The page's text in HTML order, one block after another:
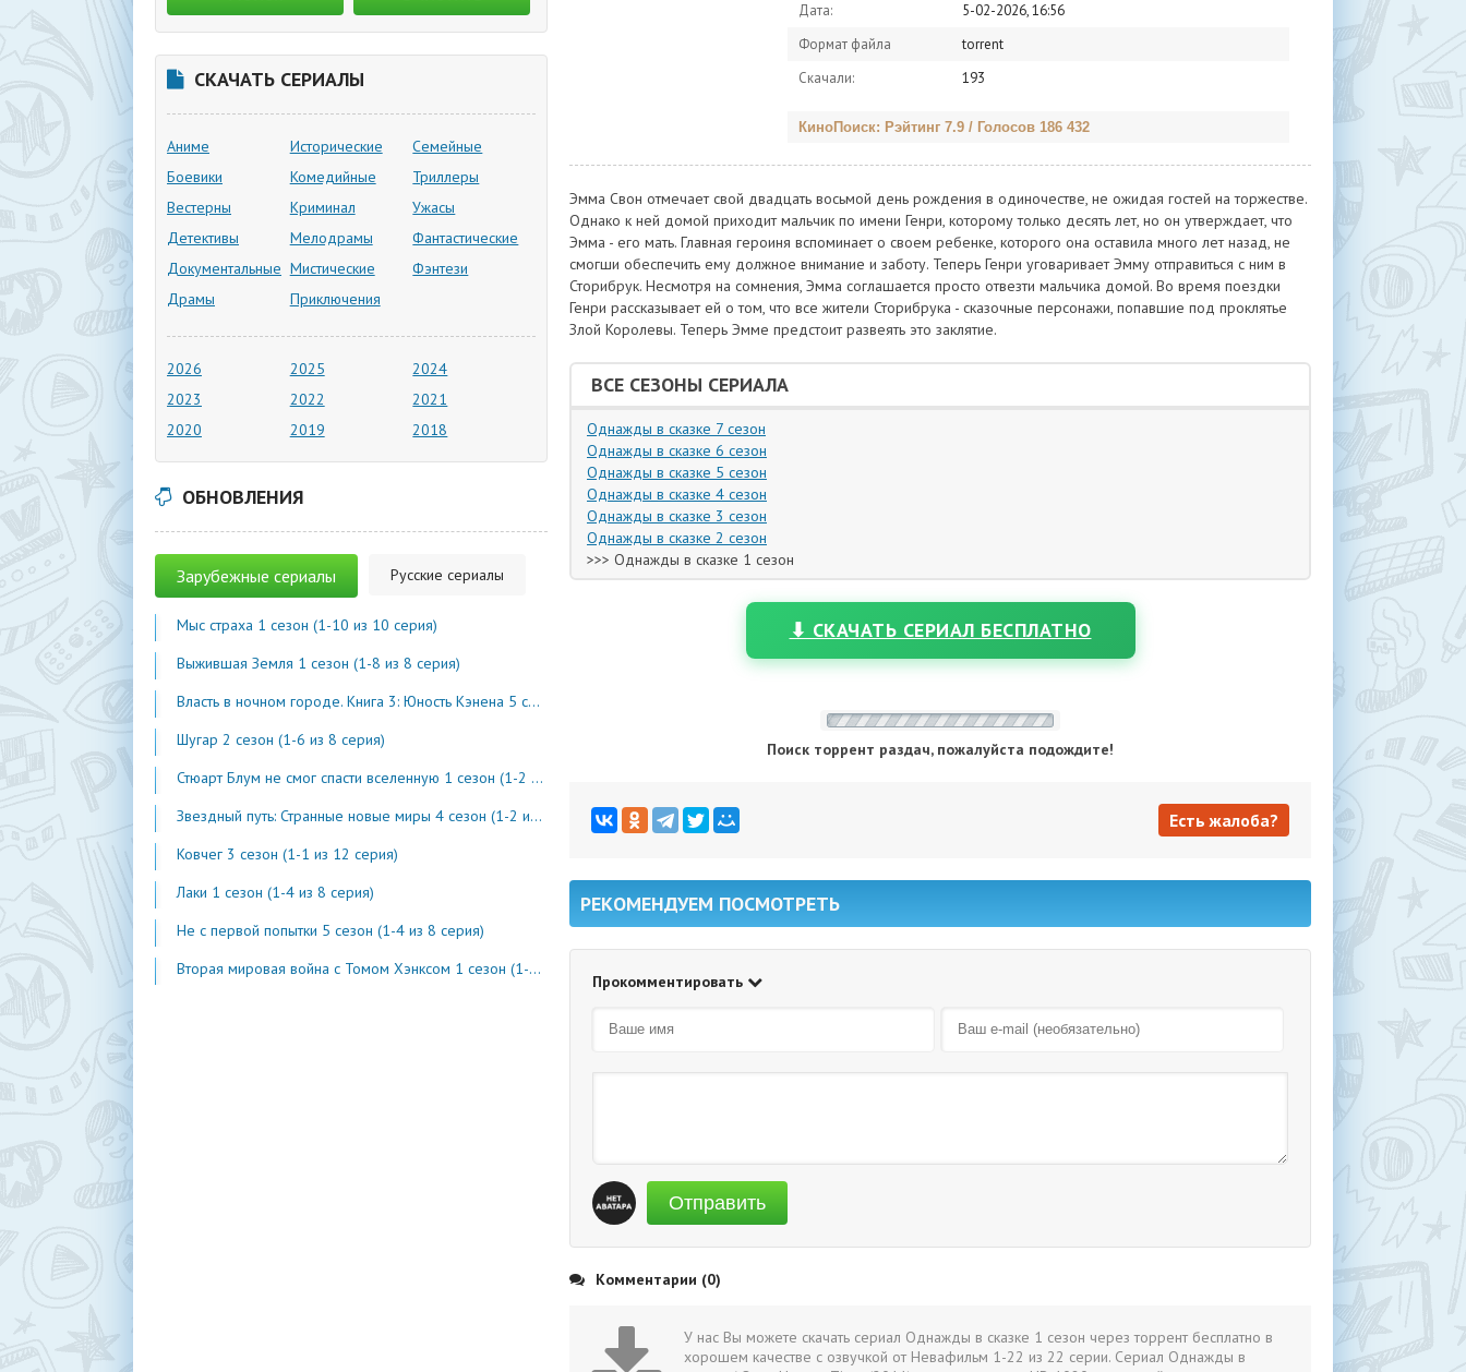
Дата:
5-02-2026, 16:56
Формат файла
torrent
Скачали:
193
КиноПоиск: Рэйтинг 7.9 / Голосов 186 432
Эмма Свон отмечает свой двадцать восьмой день рождения в одиночестве, не ожидая гостей на торжестве.
Однако к ней домой приходит мальчик по имени Генри, которому только десять лет, но он утверждает, что
Эмма - его мать. Главная героиня вспоминает о своем ребенке, которого она оставила много лет назад, не
смогши обеспечить ему должное внимание и заботу. Теперь Генри уговаривает Эмму отправиться с ним в
Сторибрук. Несмотря на сомнения, Эмма соглашается просто отвезти мальчика домой. Во время поездки
Генри рассказывает ей о том, что все жители Сторибрука - сказочные персонажи, попавшие под проклятье
Злой Королевы. Теперь Эмме предстоит развеять это заклятие.
ВСЕ СЕЗОНЫ СЕРИАЛА
Однажды в сказке 7 сезон
Однажды в сказке 6 сезон
Однажды в сказке 5 сезон
Однажды в сказке 4 сезон
Однажды в сказке 3 сезон
Однажды в сказке 2 сезон
>>> Однажды в сказке 1 сезон
⬇ СКАЧАТЬ СЕРИАЛ БЕСПЛАТНО
Поиск торрент раздач, пожалуйста подождите!
Есть жалоба?
РЕКОМЕНДУЕМ ПОСМОТРЕТЬ
Прокомментировать
Отправить
Комментарии (0)
У нас Вы можете скачать сериал Однажды в сказке 1 сезон через торрент бесплатно в
хорошем качестве с озвучкой от Невафильм 1-22 из 22 серии. Сериал Однажды в
СКАЧАТЬ СЕРИАЛЫ
Аниме
Боевики
Вестерны
Детективы
Документальные
Драмы
Исторические
Комедийные
Криминал
Мелодрамы
Мистические
Приключения
Семейные
Триллеры
Ужасы
Фантастические
Фэнтези
2026 2025
2024
2023
2022
2021
2020
2019 2018
ОБНОВЛЕНИЯ
Зарубежные сериалы Русские сериалы
Мыс страха 1 сезон (1-10 из 10 серия)
Выжившая Земля 1 сезон (1-8 из 8 серия)
Власть в ночном городе. Книга 3: Юность Кэнена 5 сезон (1-7 из 10 серия)
Шугар 2 сезон (1-6 из 8 серия)
Стюарт Блум не смог спасти вселенную 1 сезон (1-2 из 8 серия)
Звездный путь: Странные новые миры 4 сезон (1-2 из 10 серия)
Ковчег 3 сезон (1-1 из 12 серия)
Лаки 1 сезон (1-4 из 8 серия)
Не с первой попытки 5 сезон (1-4 из 8 серия)
Вторая мировая война с Томом Хэнксом 1 сезон (1-20 из 20 серия)